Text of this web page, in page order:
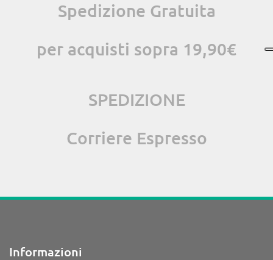
Spedizione Gratuita
per acquisti sopra 19,90€
SPEDIZIONE
Corriere Espresso
Informazioni